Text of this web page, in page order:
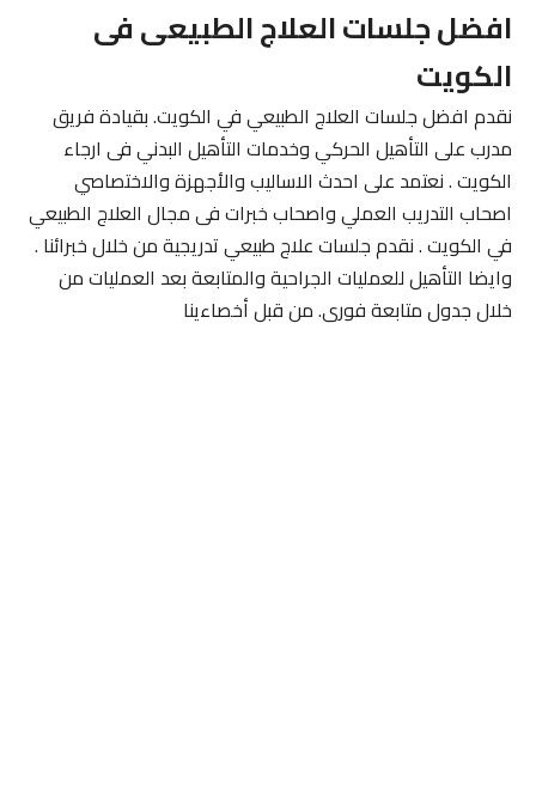
افضل جلسات العلاج الطبيعى فى
الكويت
نقدم افضل جلسات العلاج الطبيعي في الكويت. بقيادة فريق
مدرب على التأهيل الحركي وخدمات التأهيل البدني فى ارجاء
الكويت . نعتمد على احدث الاساليب والأجهزة والاختصاصي
اصحاب التدريب العملي واصحاب خبرات فى مجال العلاج الطبيعي
في الكويت . نقدم جلسات علاج طبيعي تدريجية من خلال خبرائنا .
وايضا التأهيل للعمليات الجراحية والمتابعة بعد العمليات من
خلال جدول متابعة فورى. من قبل أخصاءينا